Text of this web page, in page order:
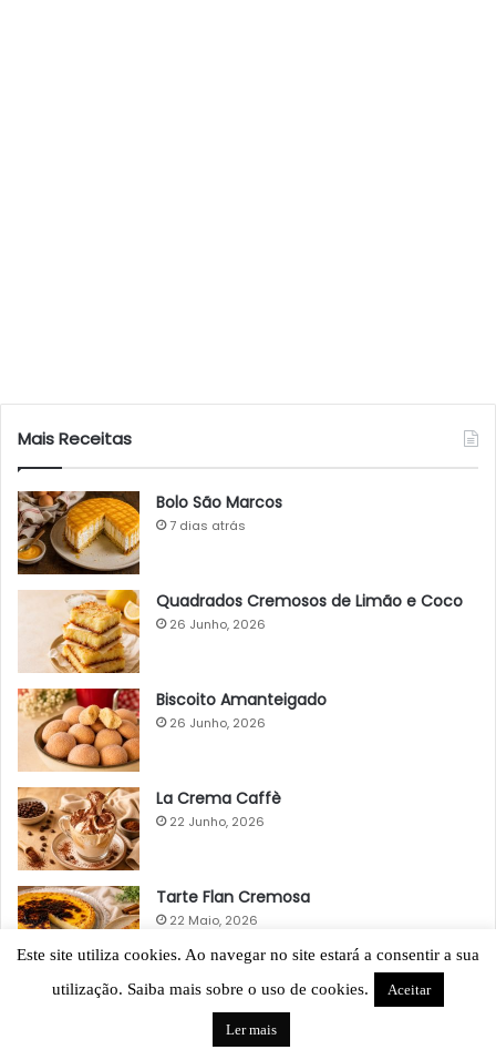
Mais Receitas
Bolo São Marcos
7 dias atrás
Quadrados Cremosos de Limão e Coco
26 Junho, 2026
Biscoito Amanteigado
26 Junho, 2026
La Crema Caffè
22 Junho, 2026
Tarte Flan Cremosa
22 Maio, 2026
Este site utiliza cookies. Ao navegar no site estará a consentir a sua
utilização. Saiba mais sobre o uso de cookies.
Aceitar
Ler mais